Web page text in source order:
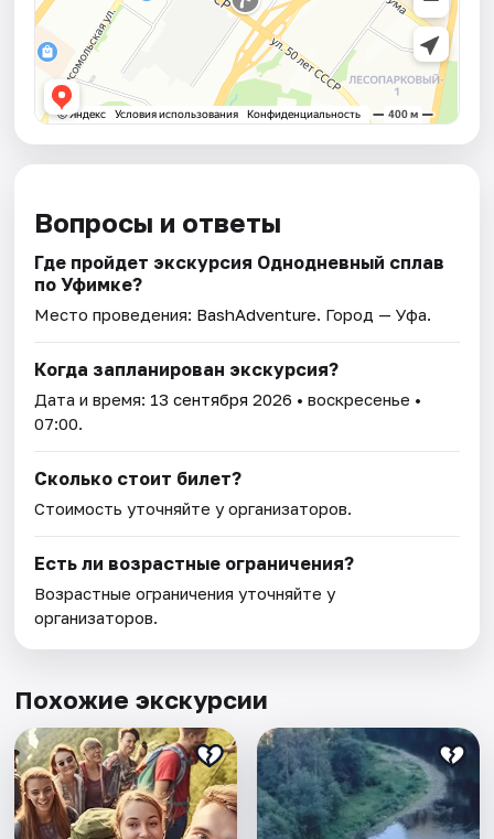
Вопросы и ответы
Где пройдет экскурсия Однодневный сплав
по Уфимке?
Место проведения: BashAdventure. Город — Уфа.
Когда запланирован экскурсия?
Дата и время: 13 сентября 2026 • воскресенье •
07:00.
Сколько стоит билет?
Стоимость уточняйте у организаторов.
Есть ли возрастные ограничения?
Возрастные ограничения уточняйте у
организаторов.
Похожие экскурсии